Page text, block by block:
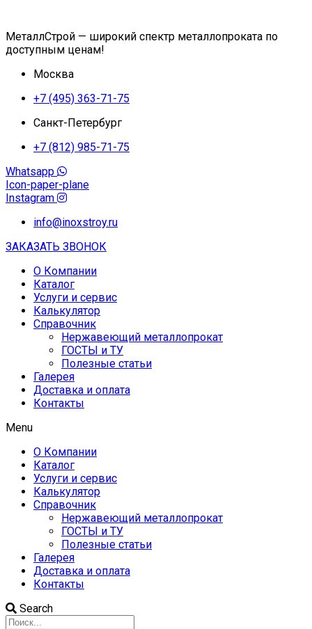
МеталлСтрой — широкий спектр металлопроката по
доступным ценам!
Москва
+7 (495) 363-71-75
Санкт-Петербург
+7 (812) 985-71-75
Whatsapp
Icon-paper-plane
Instagram
info@inoxstroy.ru
ЗАКАЗАТЬ ЗВОНОК
О Компании
Каталог
Услуги и сервис
Калькулятор
Справочник
Нержавеющий металлопрокат
ГОСТЫ и ТУ
Полезные статьи
Галерея
Доставка и оплата
Контакты
Menu
О Компании
Каталог
Услуги и сервис
Калькулятор
Справочник
Нержавеющий металлопрокат
ГОСТЫ и ТУ
Полезные статьи
Галерея
Доставка и оплата
Контакты
Search